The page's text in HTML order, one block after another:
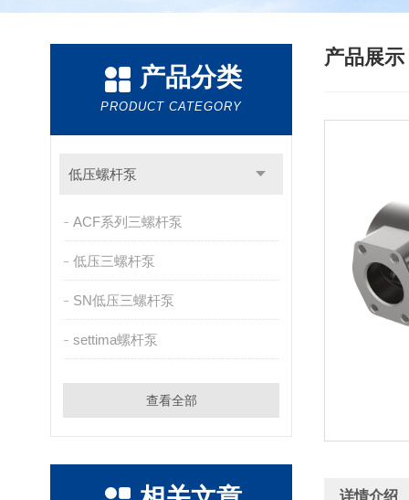
产品分类
PRODUCT CATEGORY
低压螺杆泵
ACF系列三螺杆泵
低压三螺杆泵
SN低压三螺杆泵
settima螺杆泵
查看全部
产品展示
详情介绍